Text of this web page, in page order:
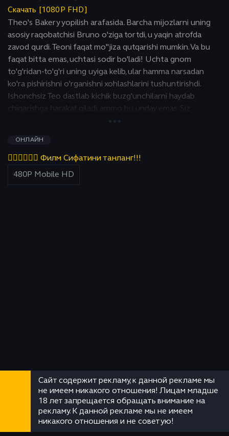
Скачать [1080P FHD]
Theo's Bakery yopilish arafasida. Barcha mijozlarni uning
asosiy raqobatchisi Bruno o'ziga tortdi, u yaqin atrofda
zavod qurdi. Teoni faqat mo''jiza qutqarishi mumkin. Va bu
faqat bitta emas, uchtasi sodir bo'ladi! Uchta gnom
to'g'ridan-to'g'ri uning uyiga kelib, ular hamma narsadan
ko'ra pishirishni o'rganishni xohlashlarini tushuntirishdi.
Ishonchsiz Teo dastlab kichik buzg'unchilarni haydab
chiqarishga harakat qiladi, ammo bu unday emas. Siz
uchun hamma narsani o'rgatish uchun vaqt topa oladimi?
ОНЛАЙН
👇🏻👇🏻👇🏻 Филм Сифатини танланг!!!
Сайт содержит рекламу, к данной рекламе мы
не имеем никакого отношения! Лицам младше
18 лет запрещается обращать внимание на
рекламу. К данной рекламе мы не имеем
никакого отношения и не советую!